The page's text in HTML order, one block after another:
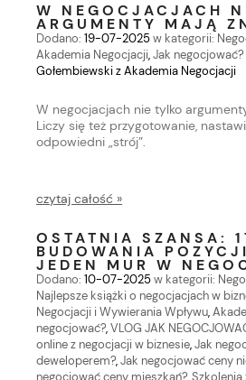
W NEGOCJACJACH
ARGUMENTY MAJĄ
Dodano: 19-07-2025w kategorii:
Akademia Negocjacji,Jak negocjować?
Gołembiewski z Akademia Negocjacji
W negocjacjach nie tylko
Liczy się też przygotowanie,
odpowiedni „strój”.
czytaj całość »
OSTATNIA SZANSA:
BUDOWANIA
JEDEN MUR W
Dodano: 10-07-2025w kategorii:
Najlepsze książki o negocjacjach w
Negocjacji i Wywierania Wpływu,
negocjować?,VLOG JAK
online z negocjacji w biznesie,Jak
deweloperem?,Jak negocjować ceny
negocjować ceny mieszkań?,Szkolenia